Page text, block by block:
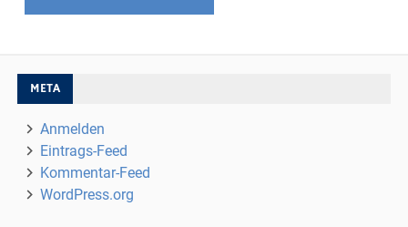
META
Anmelden
Eintrags-Feed
Kommentar-Feed
WordPress.org